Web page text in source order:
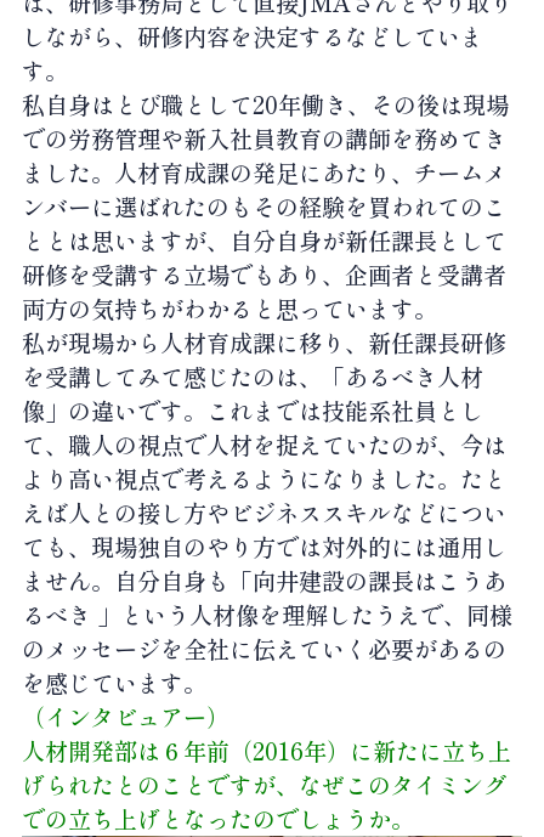
しながら、研修内容を決定するなどしていま
す。
私自身はとび職として20年働き、その後は現場
での労務管理や新入社員教育の講師を務めてき
ました。人材育成課の発足にあたり、チームメ
ンバーに選ばれたのもその経験を買われてのこ
ととは思いますが、自分自身が新任課長として
研修を受講する立場でもあり、企画者と受講者
両方の気持ちがわかると思っています。
私が現場から人材育成課に移り、新任課長研修
を受講してみて感じたのは、「あるべき人材
像」の違いです。これまでは技能系社員とし
て、職人の視点で人材を捉えていたのが、今は
より高い視点で考えるようになりました。たと
えば人との接し方やビジネススキルなどについ
ても、現場独自のやり方では対外的には通用し
ません。自分自身も「向井建設の課長はこうあ
るべき 」という人材像を理解したうえで、同様
のメッセージを全社に伝えていく必要があるの
を感じています。
（インタビュアー）
人材開発部は６年前（2016年）に新たに立ち上
げられたとのことですが、なぜこのタイミング
での立ち上げとなったのでしょうか。